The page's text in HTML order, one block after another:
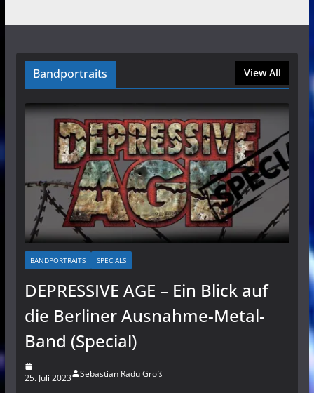
Bandportraits View All
BANDPORTRAITS SPECIALS
DEPRESSIVE AGE – Ein Blick auf
die Berliner Ausnahme-Metal-
Band (Special)
25. Juli 2023 Sebastian Radu Groß